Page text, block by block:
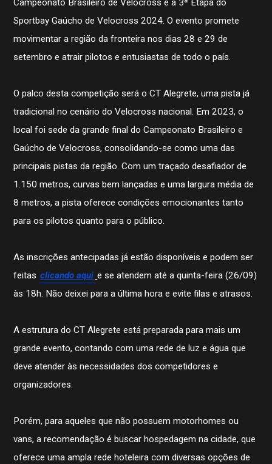
História
Contato
Publicações
Assessor de Imprensa
Apresentação
Seguro Pilotos
Licença CBM 2026
Campeonato Brasileiro de Velocross e a 3ª Etapa do
Sportbay Gaúcho de Velocross 2024. O evento promete
movimentar a região da fronteira nos dias 28 e 29 de
setembro e atrair pilotos e entusiastas de todo o país.
O palco desta competição será o CT Alegrete, uma pista já
tradicional no cenário do Velocross nacional. Em 2023, o
local foi sede da grande final do Campeonato Brasileiro e
Gaúcho de Velocross, consolidando-se como uma das
principais pistas da região. Com um traçado desafiador de
1.150 metros, curvas bem lançadas e uma largura média de
8 metros, a pista oferece condições emocionantes tanto
para os pilotos quanto para o público.
As inscrições antecipadas já estão disponíveis e podem ser
feitas clicando aqui e se atendem até a quinta-feira (26/09)
às 18h. Não deixei para a última hora e evite filas e atrasos.
A estrutura do CT Alegrete está preparada para mais um
grande evento, contando com uma rede de luz e água que
deve atender às necessidades dos competidores e
organizadores.
Porém, para aqueles que não possuem motorhomes ou
vans, a recomendação é buscar hospedagem na cidade, que
oferece uma ampla rede hoteleira com diversas opções de